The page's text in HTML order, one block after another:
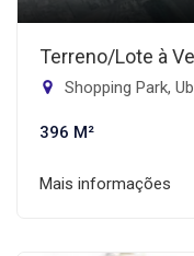
Terreno/Lote à
Shopping Park,
396 M²
Mais informações